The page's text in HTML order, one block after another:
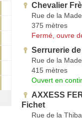
Chevalier
Rue de la
375 mètres
Fermé, ouvre
Serrurerie
Rue de la
415 mètres
Ouvert en
AXXESS
Fichet
Rue de la